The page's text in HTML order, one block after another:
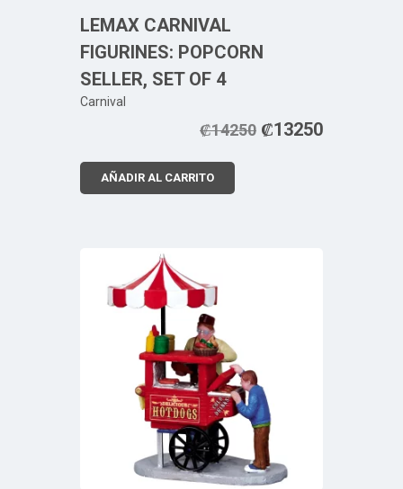
LEMAX CARNIVAL
FIGURINES: POPCORN
SELLER, SET OF 4
Carnival
₡14250 ₡13250
AÑADIR AL CARRITO